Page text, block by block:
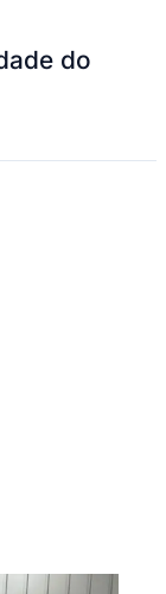
do